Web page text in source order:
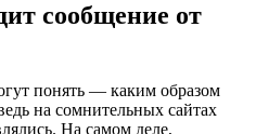
сообщение от
понять — каким образом
на сомнительных сайтах
На самом деле,